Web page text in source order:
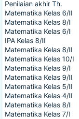
Penilaian akhir Th.
Matematika Kelas 6/II
Matematika Kelas 8/I
Matematika Kelas 6/I
IPA Kelas 8/II
Matematika Kelas 8/II
Matematika Kelas 10/I
Matematika Kelas 9/I
Matematika Kelas 9/II
Matematika Kelas 5/II
Matematika Kelas 4/II
Matematika Kelas 8/I
Matematika Kelas 7/I